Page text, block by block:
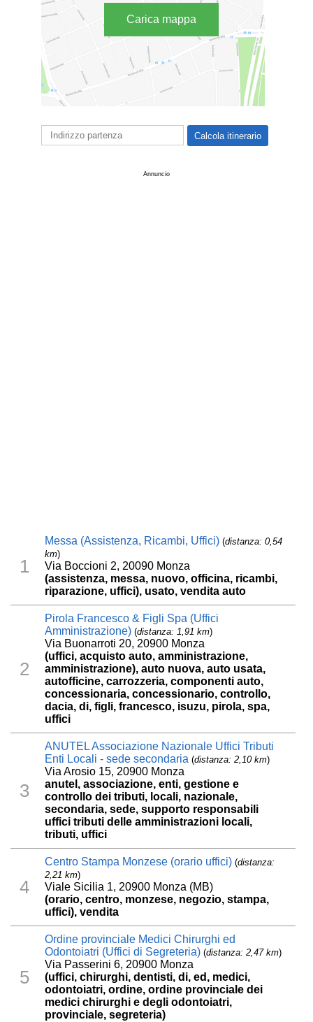
Carica mappa
Annuncio
1
Messa (Assistenza, Ricambi, Uffici) (distanza: 0,54
km)
Via Boccioni 2, 20090 Monza
(assistenza, messa, nuovo, officina, ricambi,
riparazione, uffici), usato, vendita auto
2
Pirola Francesco & Figli Spa (Uffici
Amministrazione) (distanza: 1,91 km)
Via Buonarroti 20, 20900 Monza
(uffici, acquisto auto, amministrazione,
amministrazione), auto nuova, auto usata,
autofficine, carrozzeria, componenti auto,
concessionaria, concessionario, controllo,
dacia, di, figli, francesco, isuzu, pirola, spa,
uffici
3
ANUTEL Associazione Nazionale Uffici Tributi
Enti Locali - sede secondaria (distanza: 2,10 km)
Via Arosio 15, 20900 Monza
anutel, associazione, enti, gestione e
controllo dei tributi, locali, nazionale,
secondaria, sede, supporto responsabili
uffici tributi delle amministrazioni locali,
tributi, uffici
4
Centro Stampa Monzese (orario uffici) (distanza:
2,21 km)
Viale Sicilia 1, 20900 Monza (MB)
(orario, centro, monzese, negozio, stampa,
uffici), vendita
5
Ordine provinciale Medici Chirurghi ed
Odontoiatri (Uffici di Segreteria) (distanza: 2,47 km)
Via Passerini 6, 20900 Monza
(uffici, chirurghi, dentisti, di, ed, medici,
odontoiatri, ordine, ordine provinciale dei
medici chirurghi e degli odontoiatri,
provinciale, segreteria)